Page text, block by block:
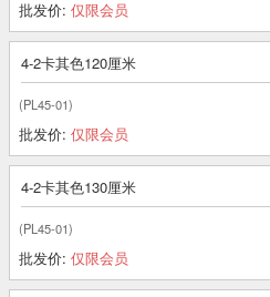
批发价: 仅限会员
4-2卡其色120厘米
(PL45-01)
批发价: 仅限会员
4-2卡其色130厘米
(PL45-01)
批发价: 仅限会员